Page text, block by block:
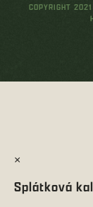
COPYRIGHT
×
Splátková